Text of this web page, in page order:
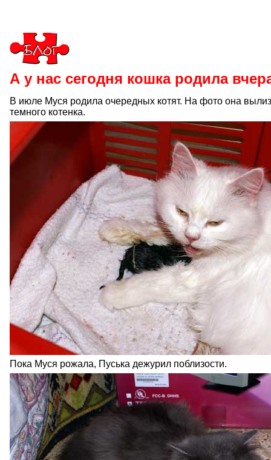
А у нас сегодня кошка родила
В июле Муся родила очередных котят. На фото она
темного котенка.
Пока Муся рожала, Пуська дежурил поблизости.